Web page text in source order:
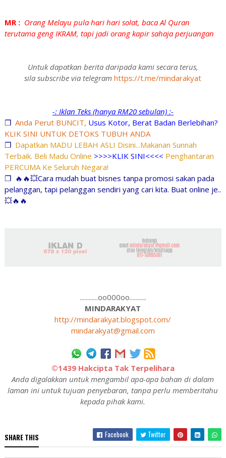
MR :Orang Melayu pula hari hari solat, baca Al Quran
terutama geng IKRAM, tapi jadi orang kapir sahaja perjuangan
Untuk dapatkan berita daripada kami secara terus,
sila subscribe via telegram https://t.me/mindarakyat
-: Iklan Teks (hanya RM20 sebulan) :-
❐ Anda Perut BUNCIT, Usus Kotor, Berat Badan Berlebihan?
KLIK SINI UNTUK DETOKS TUBUH ANDA
❐ Dapatkan MADU LEBAH ASLI Disini...Makanan Sunnah
Terbaik. Beli Madu Online >>>>KLIK SINI<<<< Penghantaran
PERCUMA Ke Seluruh Negara!
❐ 🔥🔥💥Cara mudah buat bisnes tanpa promosi sakan pada
pelanggan, tapi pelanggan sendiri yang cari kita. Buat online je..
💥🔥🔥
............oo000oo...........
MINDARAKYAT
http://mindarakyat.blogspot.com/
mindarakyat@gmail.com
©1439 Hakcipta Tak Terpelihara
Anda digalakkan untuk mengambil apa-apa bahan di dalam
laman ini untuk tujuan penyebaran, tanpa perlu memberitahu
kepada pihak kami.
SHARE THIS Facebook Twitter